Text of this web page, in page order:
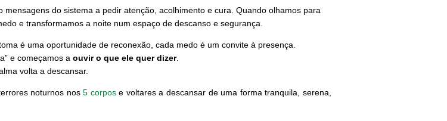
do sistema a pedir atenção, acolhimento e cura. Quando olhamos para
e transformamos a noite num espaço de descanso e segurança.
é uma oportunidade de reconexão, cada medo é um convite à presença.
e começamos aouvir o que ele quer dizer.
volta a descansar.
noturnos nos5 corpose voltares a descansar de uma forma tranquila, serena,